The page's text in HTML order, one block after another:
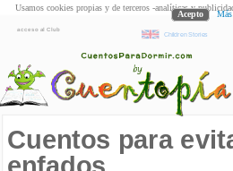
acceso al Club
Children Stories
Cuentos para
Usamos cookies propias y de terceros -analíticas y
Acepto